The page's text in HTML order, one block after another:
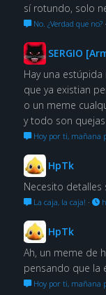
sí rotundo, solo
No. ¿Verdad que no?·
SERGIO
Hay una
que ya existian
o un meme
y todo son
Hoy por ti, mañana
HpTk
Necesito detalles
La caja, la caja! ·
HpTk
Ah, un meme de
pensando que la
Hoy por ti, mañana